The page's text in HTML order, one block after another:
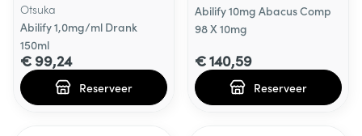
Otsuka
Abilify 1,0mg/ml Drank
150ml
€ 99,24
Reserveer
Abilify 10mg Abacus Comp
98 X 10mg
€ 140,59
Reserveer